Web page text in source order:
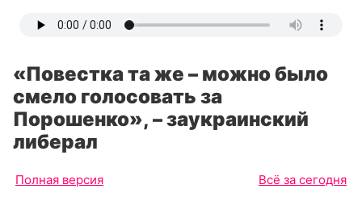
«Повестка та же – можно было
смело голосовать за
Порошенко», – заукраинский
либерал
Полная версия Всё за сегодня